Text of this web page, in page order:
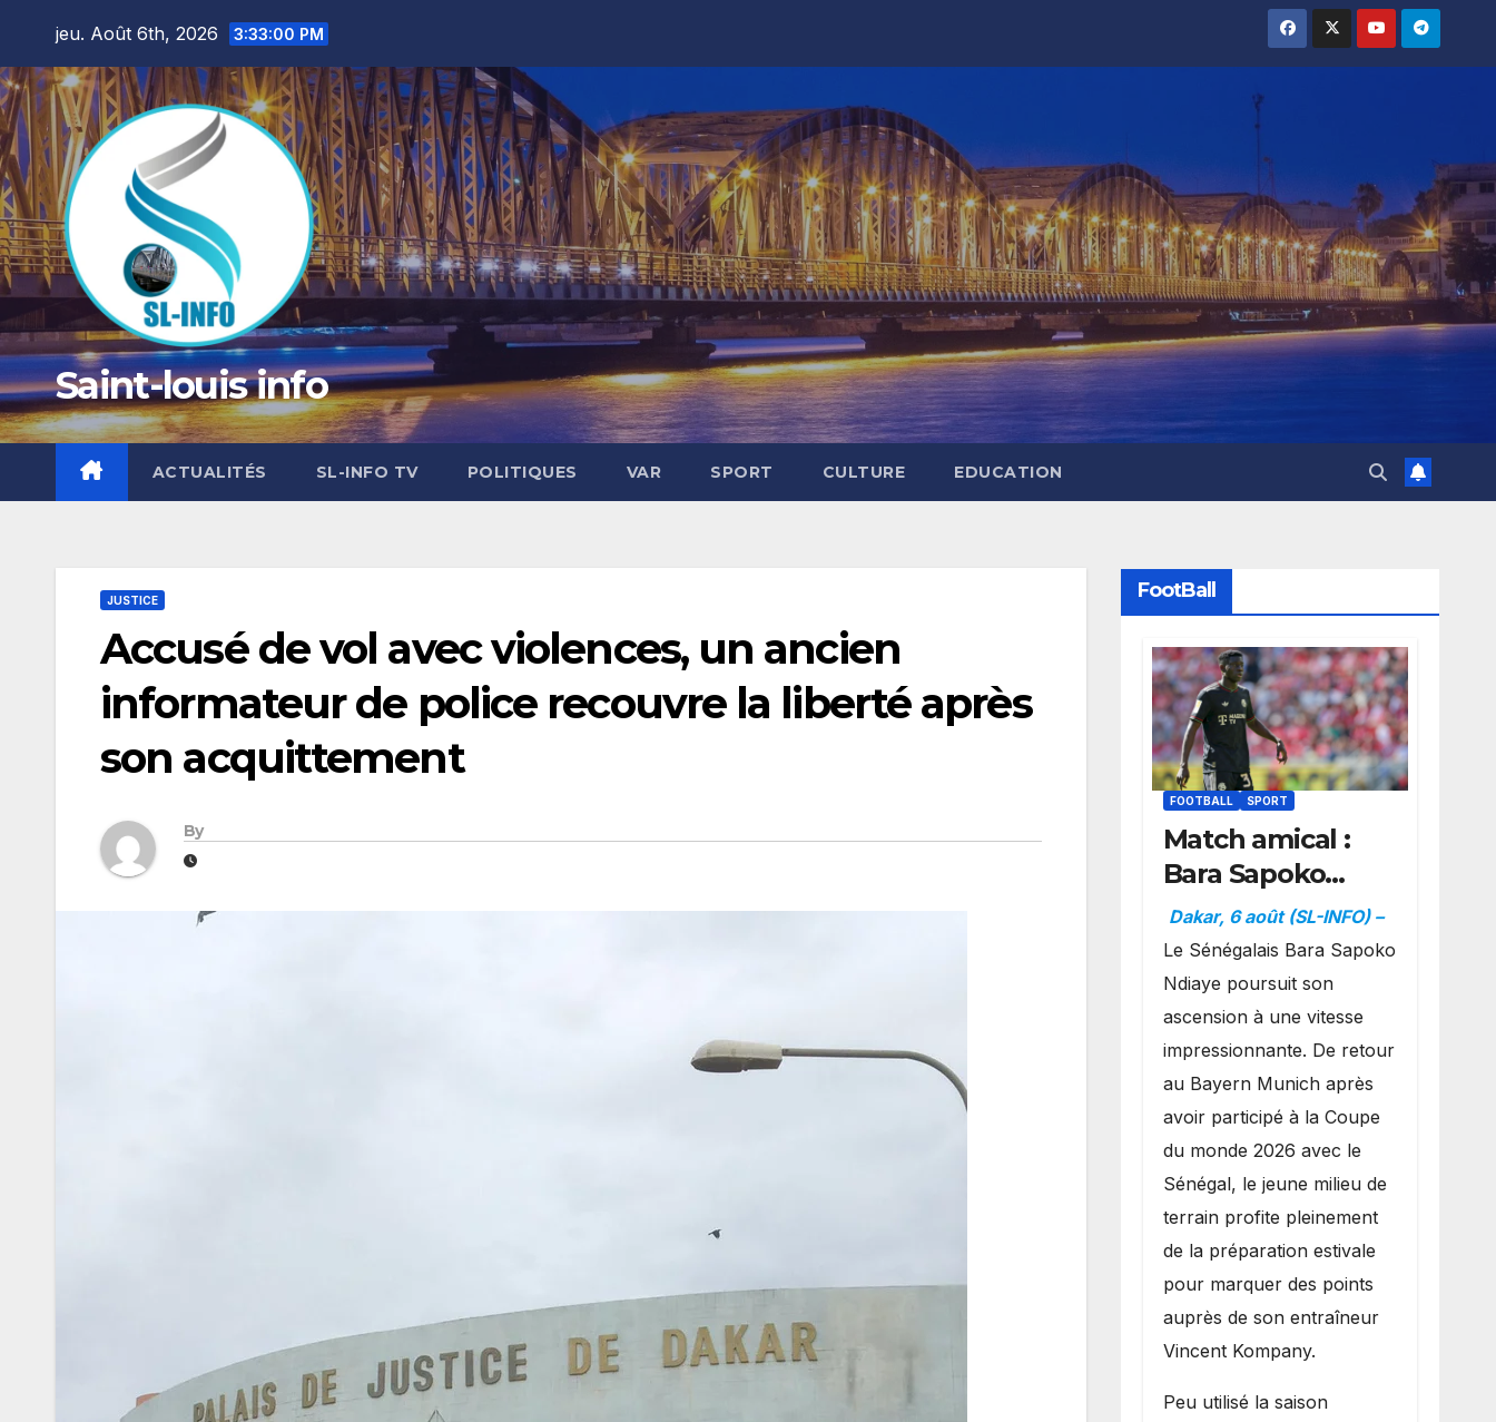
content
jeu. Août 6th, 2026 3:33:01 PM
Saint-louis info
ACTUALITÉS SL-INFO TV POLITIQUES VAR SPORT CULTURE EDUCATION
JUSTICE
Accusé de vol avec violences, un ancien
informateur de police recouvre la liberté après
son acquittement
By
FootBall
FOOTBALL SPORT
Match amical :
Bara Sapoko
Ndiaye
impressionne et
confirme son
potentiel avec le
Bayern Munich
Dakar, 6 août (SL-INFO) –
Le Sénégalais Bara Sapoko
Ndiaye poursuit son
ascension à une vitesse
impressionnante. De retour
au Bayern Munich après
avoir participé à la Coupe
du monde 2026 avec le
Sénégal, le jeune milieu de
terrain profite pleinement
de la préparation estivale
pour marquer des points
auprès de son entraîneur
Vincent Kompany.
Peu utilisé la saison